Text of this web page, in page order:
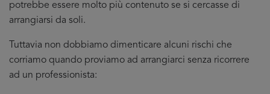
potrebbe essere molto più contenuto se si cercasse di
arrangiarsi da soli.
Tuttavia non dobbiamo dimenticare alcuni rischi che
corriamo quando proviamo ad arrangiarci senza ricorrere
ad un professionista: